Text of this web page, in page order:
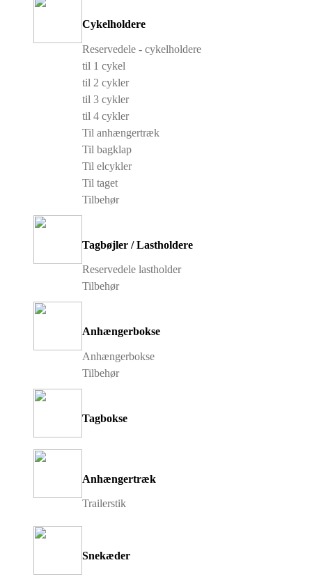
Cykelholdere
Reservedele - cykelholdere
til 1 cykel
til 2 cykler
til 3 cykler
til 4 cykler
Til anhængertræk
Til bagklap
Til elcykler
Til taget
Tilbehør
Tagbøjler / Lastholdere
Reservedele lastholder
Tilbehør
Anhængerbokse
Anhængerbokse
Tilbehør
Tagbokse
Anhængertræk
Trailerstik
Snekæder